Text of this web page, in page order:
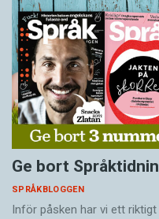
Ge bort
SPRÅKBLOGGEN
Inför påsken har vi ett